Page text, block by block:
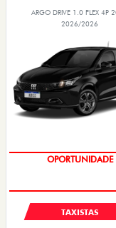
ARGO DRIVE 1.0 FLEX 4P
2026/2026
OPORTUNIDADE
TAXISTAS